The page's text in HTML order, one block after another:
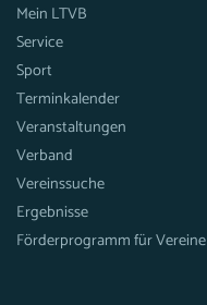
Mein LTVB
Service
Sport
Terminkalender
Veranstaltungen
Verband
Vereinssuche
Ergebnisse
Förderprogramm für Vereine